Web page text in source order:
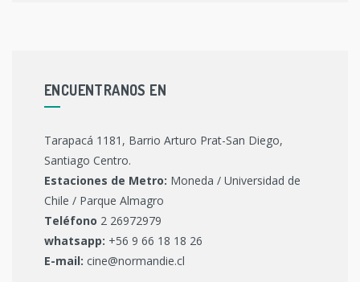
ENCUENTRANOS EN
Tarapacá 1181, Barrio Arturo Prat-San Diego,
Santiago Centro.
Estaciones de Metro: Moneda / Universidad de
Chile / Parque Almagro
Teléfono 2 26972979
whatsapp: +56 9 66 18 18 26
E-mail: cine@normandie.cl